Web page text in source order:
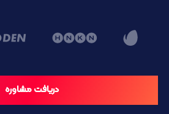
دریافت مشاوره